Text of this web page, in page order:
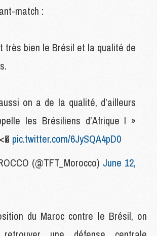
match :
très bien le Brésil et la qualité de
on a de la qualité, d’ailleurs
les Brésiliens d’Afrique ! »
pic.twitter.com/6JySQA4pD0
(@TFT_Morocco) June 12,
du Maroc contre le Brésil, on